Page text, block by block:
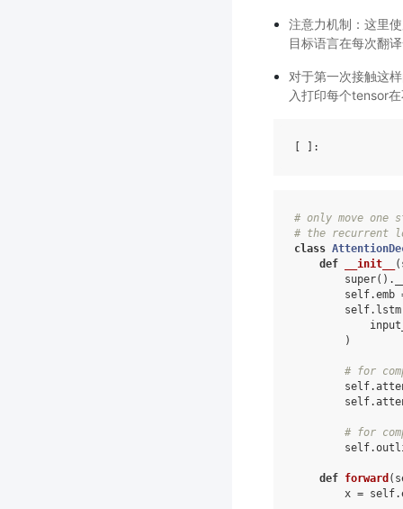
注意力机制：这里
目标语言在每次翻
对于第一次接触这
入打印每个tensor
[ ]
# only move one
# the recurrent
class
def
__init__ (
super() .
self.emb
self. lstm
)
# for
self.
self.
# for
self.
def forward (
x = self.